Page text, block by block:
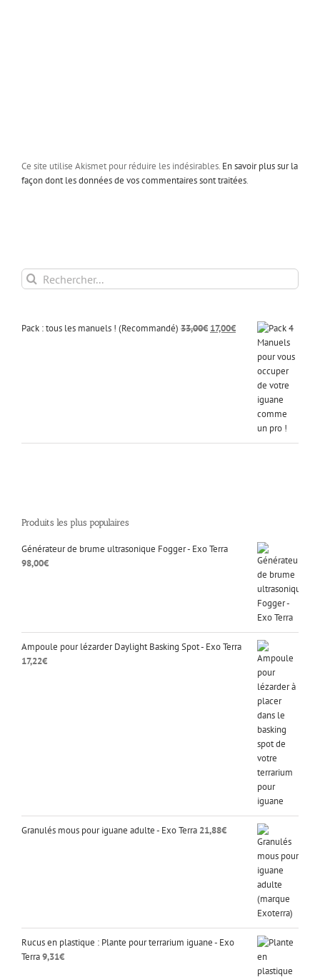
Ce site utilise Akismet pour réduire les indésirables. En savoir plus sur la
façon dont les données de vos commentaires sont traitées.
Rechercher:
Pack : tous les manuels ! (Recommandé) 33,00€ Le
17,00€Le
actuel
17,00€.
Produits les plus populaires
Générateur de brume ultrasonique Fogger - Exo Terra
98,00€
Ampoule pour lézarder Daylight Basking Spot - Exo Terra
17,22€
Granulés mous pour iguane adulte - Exo Terra 21,88€
Rucus en plastique : Plante pour terrarium iguane - Exo
Terra9,31€